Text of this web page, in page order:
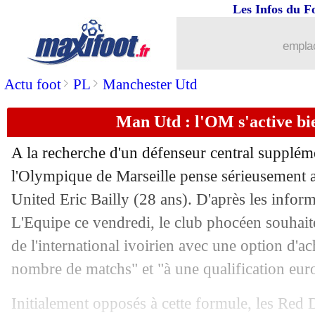
Actu foot> PL > Manchester Utd
Les Infos du
Man Utd : l'OM s'active
A la recherche d'un défenseur central
l'Olympique de Marseille pense sérieusement
United Eric Bailly (28 ans). D'après les
L'Equipe ce vendredi, le club phocéen
de l'international ivoirien avec une option
nombre de matchs" et "à une qualification
Initialement opposés à cette formule, les Red
PSG: le point mercato de Galtier
19/08 Inter
19/08 PSG: Mbappé-Neymar, Galtier très
19/08 Real : Casemiro, Ancelotti confirme
19/08 Man Utd: Antony, l'Ajax a refusé 80
19/08 OM: Rami présente la machine
19/08 PSG: le contrat de Mbappé, la Liga
19/08 Villarreal: Cavani, c'est imminent